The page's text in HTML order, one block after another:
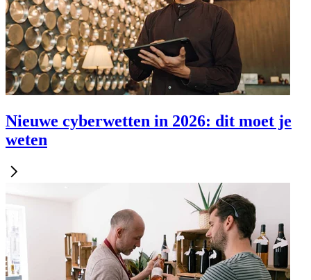
Nieuwe cyberwetten in 2026: dit moet je
weten